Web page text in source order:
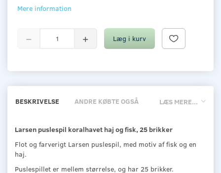
Mere information
Læg i kurv
LÆS MERE...
BESKRIVELSE ANDRE KØBTE OGSÅ
Larsen puslespil koralhavet haj og fisk, 25 brikker
Flot og farverigt Larsen puslespil, med motiv af fisk og en
haj.
Puslespillet er mellem størrelse, og har 25 brikker.